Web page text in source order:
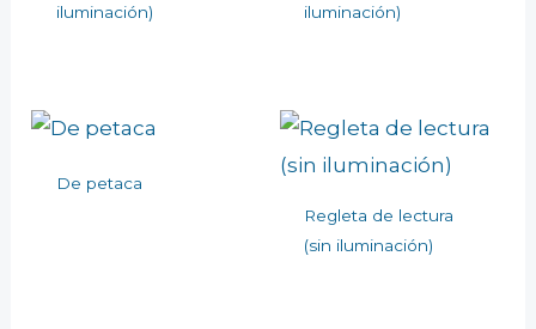
iluminación)
iluminación)
De petaca
Regleta de lectura
(sin iluminación)